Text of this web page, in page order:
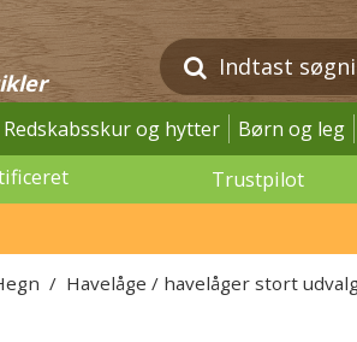
Redskabsskur og hytter Børn og leg
Trustpilot
/ Havelåge / havelåger stort